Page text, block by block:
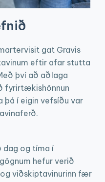
gat Gravis
eftir afar stutta
því að aðlaga
fyrirtækishönnun
í eigin vefsíðu var
dag og tíma í
hefur verið
viðskiptavinurinn fær